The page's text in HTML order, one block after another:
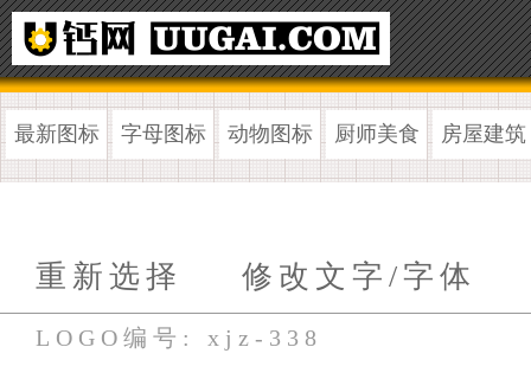
最新图标 字母图标 动物图标 厨师美食 房屋建筑
重新选择 修改文字/字体
LOGO编号: xjz-338